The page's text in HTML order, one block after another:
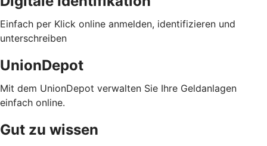
Einfach per Klick online anmelden, identifizieren und
unterschreiben
UnionDepot
Mit dem UnionDepot verwalten Sie Ihre Geldanlagen
einfach online.
Gut zu wissen